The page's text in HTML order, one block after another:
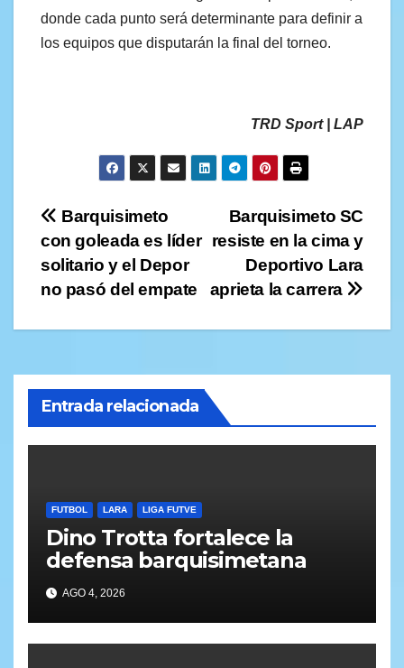
donde cada punto será determinante para definir a
los equipos que disputarán la final del torneo.
TRD Sport | LAP
Navegación
de
entradas
Barquisimeto SC
resiste en la cima y
Deportivo Lara
aprieta la carrera
Barquisimeto
con goleada es líder
solitario y el Depor
no pasó del empate
Entrada relacionada
FUTBOL LARA LIGA FUTVE
Dino Trotta fortalece la
defensa barquisimetana
AGO 4, 2026